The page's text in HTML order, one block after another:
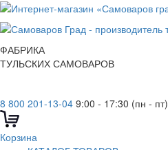
ФАБРИКА
ТУЛЬСКИХ САМОВАРОВ
8 800 201-13-04 9:00 - 17:30 (пн - пт)
Корзина